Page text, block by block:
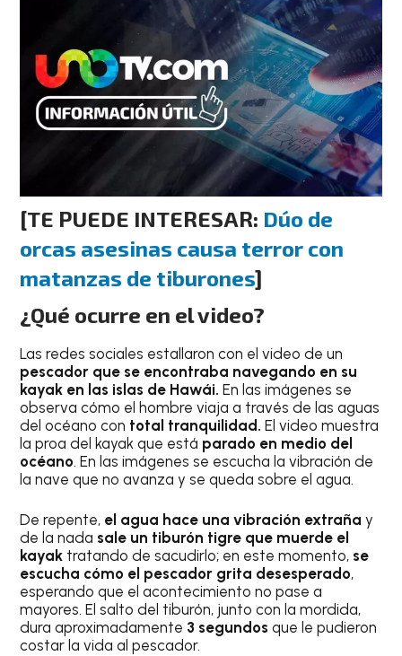
[TE PUEDE INTERESAR: Dúo de
orcas asesinas causa terror con
matanzas de tiburones]
¿Qué ocurre en el video?
Las redes sociales estallaron con el video de un
pescador que se encontraba navegando en su
kayak en las islas de Hawái. En las imágenes se
observa cómo el hombre viaja a través de las aguas
del océano con total tranquilidad. El video muestra
la proa del kayak que está parado en medio del
océano. En las imágenes se escucha la vibración de
la nave que no avanza y se queda sobre el agua.
De repente, el agua hace una vibración extraña y
de la nada sale un tiburón tigre que muerde el
kayak tratando de sacudirlo; en este momento, se
escucha cómo el pescador grita desesperado,
esperando que el acontecimiento no pase a
mayores. El salto del tiburón, junto con la mordida,
dura aproximadamente 3 segundosque le pudieron
costar la vida al pescador.